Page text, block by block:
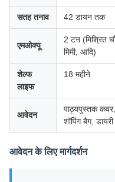
सतह तनाव 42 डायन तक
एमओक्यू
2 टन (मिश्रित
मिमी, आदि)
शेल्फ
लाइफ
18 महीने
आवेदन
पाठ्यपुस्तक कवर,
शॉपिंग बैग, डायरी
आवेदन के लिए मार्गदर्शन